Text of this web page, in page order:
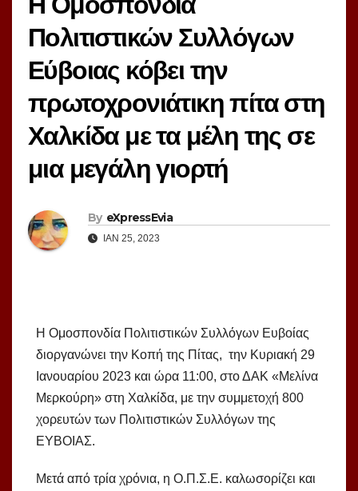
Πολιτιστικών Συλλόγων
Εύβοιας κόβει την
πρωτοχρονιάτικη πίτα στη
Χαλκίδα με τα μέλη της σε
μια μεγάλη γιορτή
By eXpressEvia
ΙΑΝ 25, 2023
Η Ομοσπονδία Πολιτιστικών Συλλόγων Ευβοίας
διοργανώνει την Κοπή της Πίτας, την Κυριακή 29
Ιανουαρίου 2023 και ώρα 11:00, στο ΔΑΚ «Μελίνα
Μερκούρη» στη Χαλκίδα, με την συμμετοχή 800
χορευτών των Πολιτιστικών Συλλόγων της
ΕΥΒΟΙΑΣ.
Μετά από τρία χρόνια, η Ο.Π.Σ.Ε. καλωσορίζει και